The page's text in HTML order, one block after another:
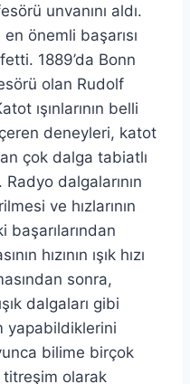
unvanını aldı.
önemli başarısı
1889’da Bonn
olan Rudolf
ışınlarının belli
deneyleri, katot
çok dalga tabiatlı
dalgalarının
ve hızlarının
başarılarından
hızının ışık hızı
sonra,
dalgaları gibi
yapabildiklerini
bilime birçok
titreşim olarak